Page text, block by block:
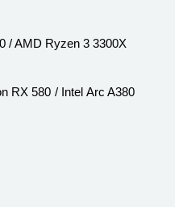
/ AMD Ryzen 3 3300X
RX 580 / Intel Arc A380